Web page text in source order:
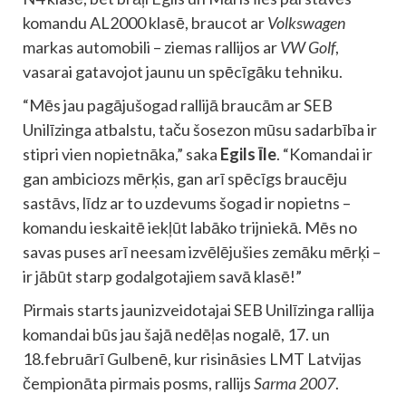
komandu AL2000 klasē, braucot arVolkswagen
markas automobili – ziemas rallijos arVW Golf,
vasarai gatavojot jaunu un spēcīgāku tehniku.
“Mēs jau pagājušogad rallijā braucām ar SEB
Unilīzinga atbalstu, taču šosezon mūsu sadarbība ir
stipri vien nopietnāka,” saka Egils Īle. “Komandai ir
gan ambiciozs mērķis, gan arī spēcīgs braucēju
sastāvs, līdz ar to uzdevums šogad ir nopietns –
komandu ieskaitē iekļūt labāko trijniekā. Mēs no
savas puses arī neesam izvēlējušies zemāku mērķi –
ir jābūt starp godalgotajiem savā klasē!”
Pirmais starts jaunizveidotajai SEB Unilīzinga rallija
komandai būs jau šajā nedēļas nogalē, 17. un
18.februārī Gulbenē, kur risināsies LMT Latvijas
čempionāta pirmais posms, rallijsSarma 2007.